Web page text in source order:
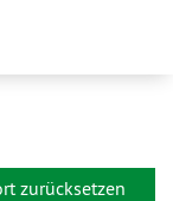
zurücksetzen